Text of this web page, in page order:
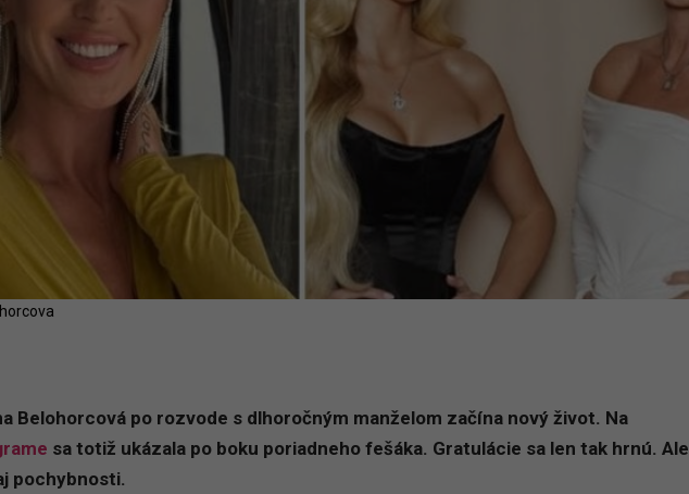
Belohorcová po rozvode s dlhoročným manželom začína nový život. Na
sa totiž ukázala po boku poriadneho fešáka. Gratulácie sa len tak hrnú. Ale
pochybnosti.